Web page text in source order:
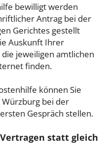
bewilligt werden
Antrag bei der
Gerichtes gestellt
Auskunft Ihrer
jeweiligen amtlichen
finden.
können Sie
bei der
Gespräch stellen.
statt gleich